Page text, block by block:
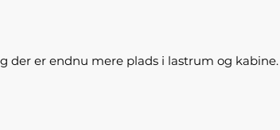
der er endnu mere plads i lastrum og kabine.